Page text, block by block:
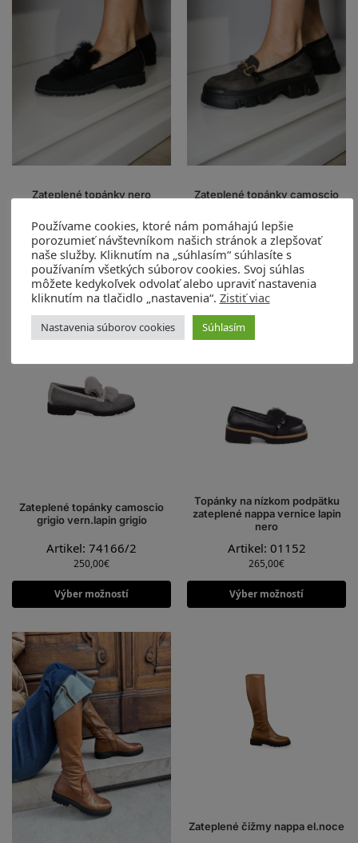
Zateplené topánky nero
Artikel: 74166
250,00€
Výber možností
Zateplené topánky camoscio
Artikel: 09058/1
280,00€
Výber možností
Zateplené topánky camoscio
grigio vern.lapin grigio
Artikel: 74166/2
250,00€
Výber možností
Topánky na nízkom podpätku
zateplené nappa vernice lapin
nero
Artikel: 01152
265,00€
Výber možností
Zateplené čižmy nappa el.noce
Používame cookies, ktoré nám pomáhajú lepšie
porozumieť návštevníkom našich stránok a zlepšovať
naše služby. Kliknutím na „súhlasím“ súhlasíte s
používaním všetkých súborov cookies. Svoj súhlas
môžete kedykoľvek odvolať alebo upraviť nastavenia
kliknutím na tlačidlo „nastavenia“. Zistiť viac
Nastavenia súborov cookies Súhlasím